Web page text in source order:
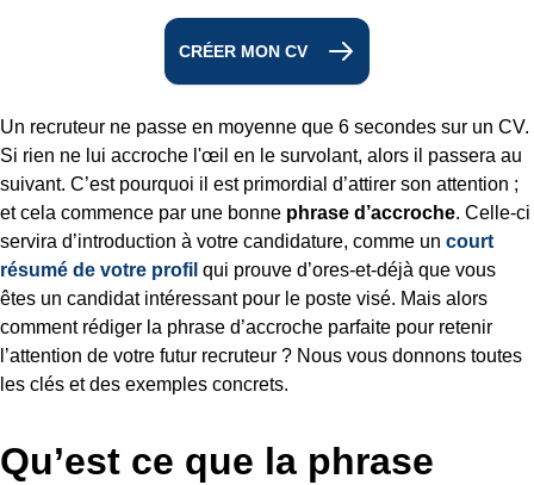
CRÉER MON CV
Un recruteur ne passe en moyenne que 6 secondes sur un CV.
Si rien ne lui accroche l'œil en le survolant, alors il passera au
suivant. C’est pourquoi il est primordial d’attirer son attention ;
et cela commence par une bonne phrase d’accroche. Celle-ci
servira d’introduction à votre candidature, comme un court
résumé de votre profil qui prouve d’ores-et-déjà que vous
êtes un candidat intéressant pour le poste visé. Mais alors
comment rédiger la phrase d’accroche parfaite pour retenir
l’attention de votre futur recruteur ? Nous vous donnons toutes
les clés et des exemples concrets.
Qu’est ce que la phrase